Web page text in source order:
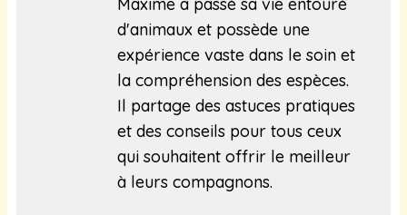
d'animaux et possède une
expérience vaste dans le soin et
la compréhension des espèces.
Il partage des astuces pratiques
et des conseils pour tous ceux
qui souhaitent offrir le meilleur
à leurs compagnons.